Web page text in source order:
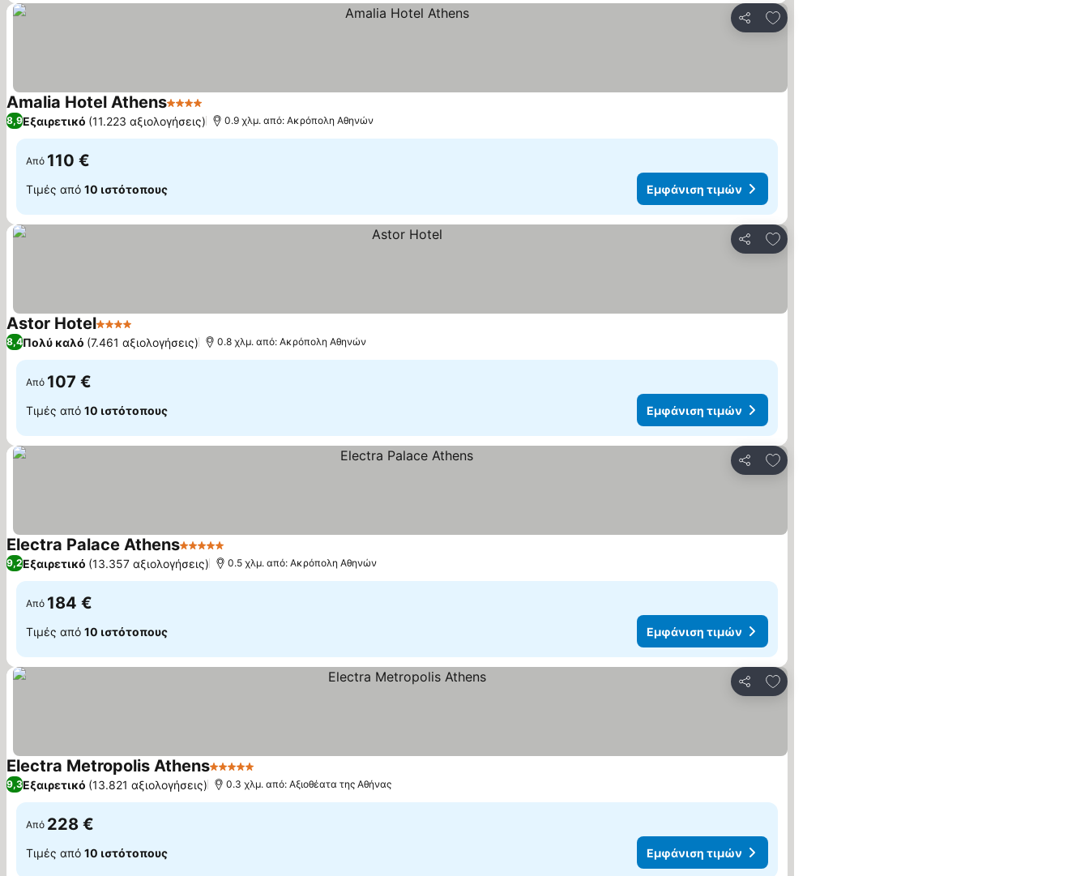
Κοινοποίηση
Προσθήκη στα αγαπημένα
Amalia Hotel Athens4 ΑστέριαΕμφάνιση τιμών
8,9Εξαιρετικό (11.223 αξιολογήσεις) 0.9 χλμ. από: Ακρόπολη Αθηνών
Από 110 €
Τιμές από 10 ιστότοπους Εμφάνιση τιμών
Κοινοποίηση
Προσθήκη στα αγαπημένα
Astor Hotel4 ΑστέριαΕμφάνιση τιμών
8,4Πολύ καλό (7.461 αξιολογήσεις) 0.8 χλμ. από: Ακρόπολη Αθηνών
Από 107 €
Τιμές από 10 ιστότοπους Εμφάνιση τιμών
Κοινοποίηση
Προσθήκη στα αγαπημένα
Electra Palace Athens5 Αστέρια
9,2Εξαιρετικό (13.357 αξιολογήσεις) 0.5 χλμ. από: Ακρόπολη Αθηνών
Από 184 €
Τιμές από 10 ιστότοπους Εμφάνιση τιμών
Κοινοποίηση
Προσθήκη στα αγαπημένα
Electra Metropolis Athens5 Αστέρια
9,3Εξαιρετικό (13.821 αξιολογήσεις) 0.3 χλμ. από: Αξιοθέατα της Αθήνας
Από 228 €
Τιμές από 10 ιστότοπους Εμφάνιση τιμών